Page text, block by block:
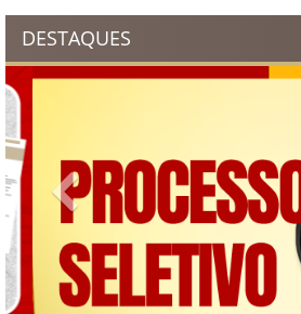
DESTAQUES
Previous